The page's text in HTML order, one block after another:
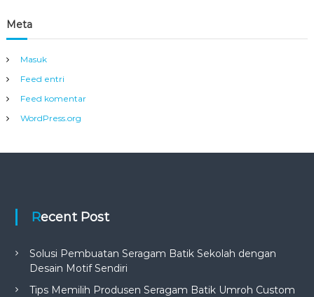
Meta
Masuk
Feed entri
Feed komentar
WordPress.org
Recent Post
Solusi Pembuatan Seragam Batik Sekolah dengan
Desain Motif Sendiri
Tips Memilih Produsen Seragam Batik Umroh Custom